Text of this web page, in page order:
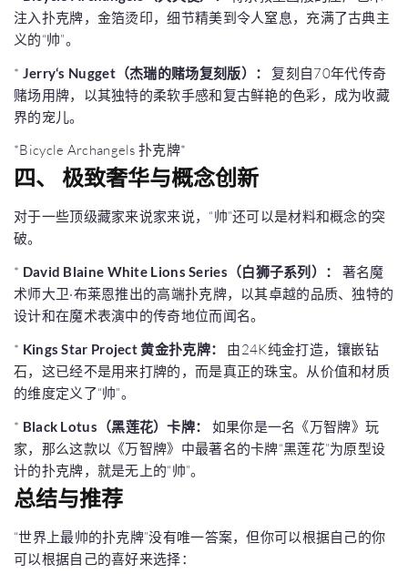
注入扑克牌，金箔烫印，细节精美到令人窒息，充满了古典主
义的“帅”。
* Jerry‘s Nugget（杰瑞的赌场复刻版）：
复刻自70年代传奇
赌场用牌，以其独特的柔软手感和复古鲜艳的色彩，成为收藏
界的宠儿。
*Bicycle Archangels 扑克牌*
四、 极致奢华与概念创新
对于一些顶级藏家来说家来说，“帅”还可以是材料和概念的突
破。
* David Blaine White Lions Series（白狮子系列）：
著名魔
术师大卫·布莱恩推出的高端扑克牌，以其卓越的品质、独特的
设计和在魔术表演中的传奇地位而闻名。
* Kings Star Project 黄金扑克牌：
由24K纯金打造，镶嵌钻
石，这已经不是用来打牌的，而是真正的珠宝。从价值和材质
的维度定义了“帅”。
* Black Lotus（黑莲花）卡牌：
如果你是一名《万智牌》玩
家，那么这款以《万智牌》中最著名的卡牌“黑莲花”为原型设
计的扑克牌，就是无上的“帅”。
总结与推荐
“世界上最帅的扑克牌”没有唯一答案，但你可以根据自己的你
可以根据自己的喜好来选择：